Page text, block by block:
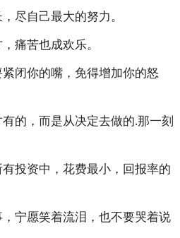
尽自己最大的努力。
痛苦也成欢乐。
闭你的嘴，免得增加你的怒
的，而是从决定去做的.那一刻
投资中，花费最小，回报率的
宁愿笑着流泪，也不要哭着说